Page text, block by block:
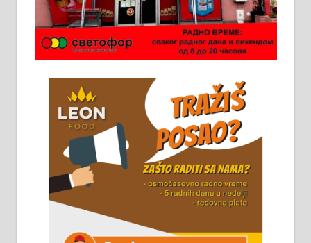
Потребна два радника за рад на
стоваришту „Липа промет” у
Алексинцу. За више
информација доћи лично на
стовариште у улици Максима
Горког 26 сваког радног дана од
8 до 15 часова. 063/465-045
Чистим све врсте димњака.
061/32-13-445